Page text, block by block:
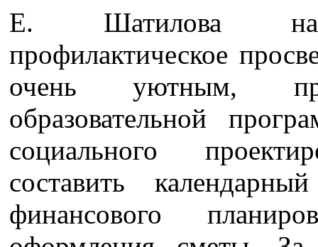
Е. Шатилова
профилактическое
очень уютным,
образовательной
социального
составить
финансового